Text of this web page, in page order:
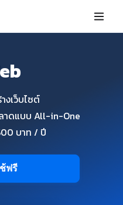
เว็บไซต์
าดแบบ All-in-One
บาท / ปี
ฟรี